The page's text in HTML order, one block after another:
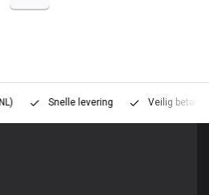
Snelle levering Veilig betalen